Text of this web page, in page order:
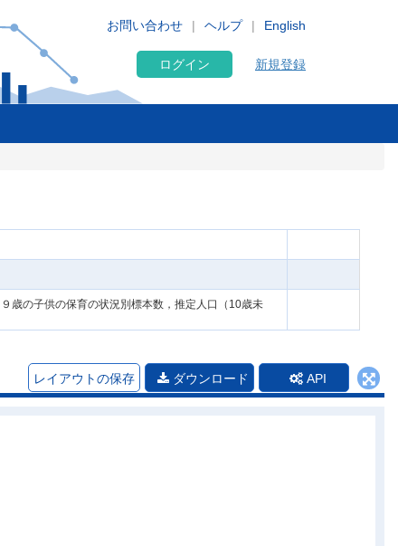
English
お問い合わせ ヘルプ
ログイン 新規登録
歳の子供の保育の状況別標本数，推定人口（10歳未
レイアウトの保存 ダウンロード API